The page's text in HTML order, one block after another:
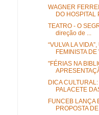
WAGNER
DO HOSPITAL
TEATRO - O
direção de ...
“VULVA LA
FEMINISTA
"FÉRIAS NA
DICA
PALACETE
FUNCEB LANÇA
PROPOSTA